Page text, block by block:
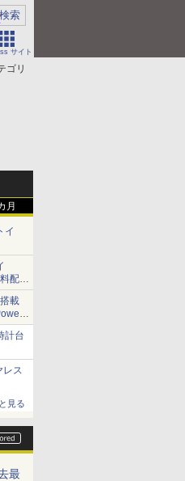
サイト
ゴリ
月
イ
配信
載
計台
レス
見る
最